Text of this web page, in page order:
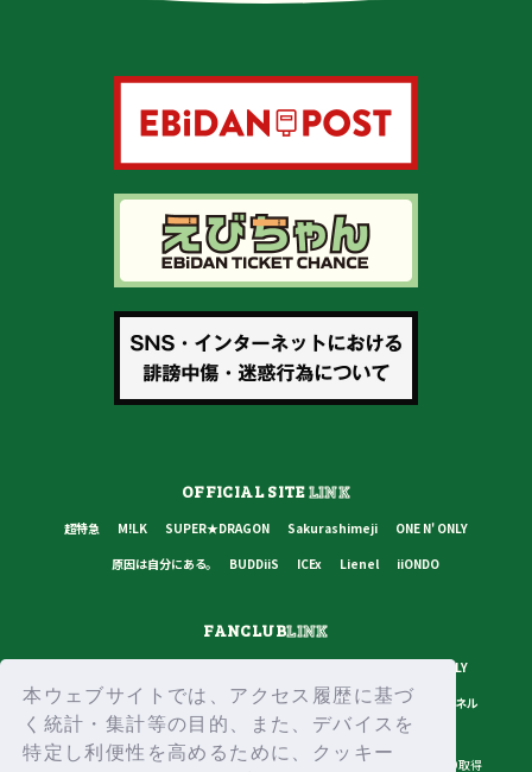
本ウェブサイトでは、アクセス履歴に基づ
く統計・集計等の目的、また、デバイスを
特定し利便性を高めるために、クッキー
OFFICIAL SITELINK
超特急 M!LK SUPER★DRAGON Sakurashimeji
ONE N' ONLY
原因は自分にある。
BUDDiiS ICEx Lienel iiONDO
FANCLUBLINK
ONE N' ONLY
原因は自分にある。
BUDDiiS ICEx Lienel スターダストチャンネル
プライバシーポリシー ご利用規約 推奨環境 ヘルプ・お問い合わせ ID取得